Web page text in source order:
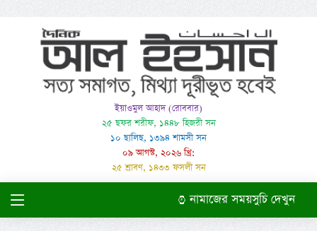
ইয়াওমুল আহাদ (রোববার)
২৫ ছফর শরীফ, ১৪৪৮ হিজরী সন
১০ ছালিছ, ১৩৯৪ শামসী সন
০৯ আগস্ট, ২০২৬ খ্রি:
২৫ শ্রাবণ, ১৪৩৩ ফসলী সন
নামাজের সময়সুচি দেখুন